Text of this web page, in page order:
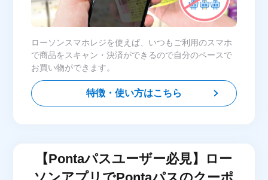
ローソンスマホレジを使えば、いつもご利用のスマホ
で商品をスキャン・決済ができるので自分のペースで
お買い物ができます。
特徴・使い方はこちら
【Pontaパスユーザー必見】ロー